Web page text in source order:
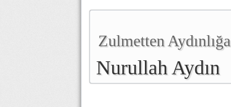
Zulmetten Aydınlığa
Nurullah Aydın